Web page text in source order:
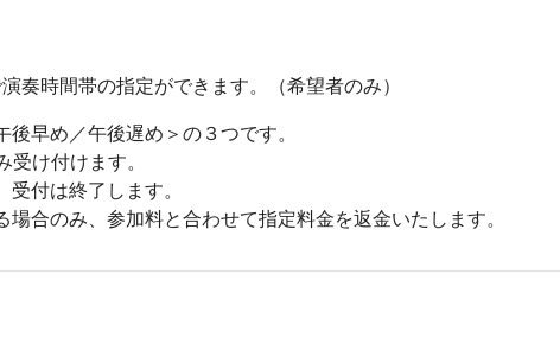
奏時間帯の指定ができます。（希望者のみ）
後早め／午後遅め＞の３つです。
受け付けます。
受付は終了します。
場合のみ、参加料と合わせて指定料金を返金いたします。